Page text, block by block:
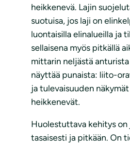
heikkenevä. Lajin
suotuisa, jos laji on
luontaisilla elinalueilla ja
sellaisena myös pitkällä
mittarin neljästä anturista
näyttää punaista: liito-
ja tulevaisuuden
heikkenevät.
Huolestuttava kehitys
tasaisesti ja pitkään. On